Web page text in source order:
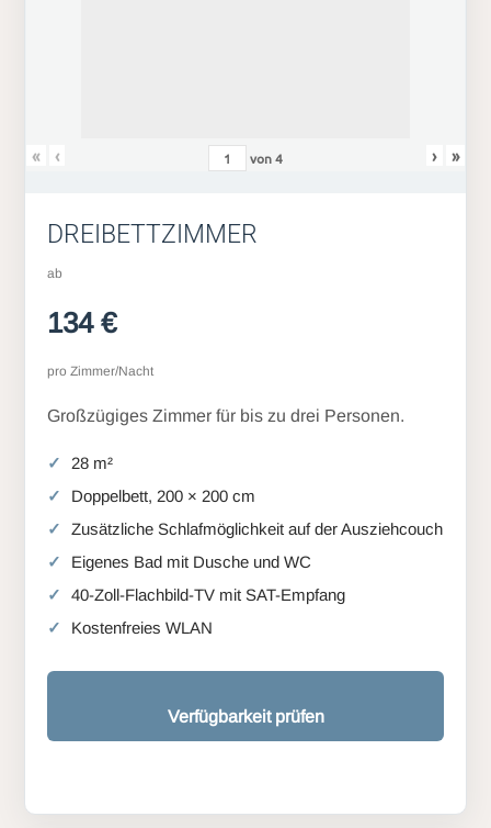
« ‹ von4 › »
DREIBETTZIMMER
ab
134 €
pro Zimmer/Nacht
Großzügiges Zimmer für bis zu drei Personen.
28 m²
Doppelbett, 200 × 200 cm
Zusätzliche Schlafmöglichkeit auf der Ausziehcouch
Eigenes Bad mit Dusche und WC
40-Zoll-Flachbild-TV mit SAT-Empfang
Kostenfreies WLAN
Verfügbarkeit prüfen